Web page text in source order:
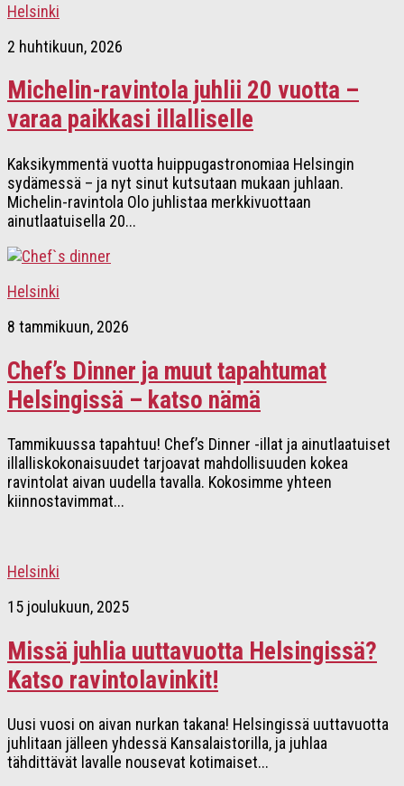
Helsinki
2 huhtikuun, 2026
Michelin-ravintola juhlii 20 vuotta –
varaa paikkasi illalliselle
Kaksikymmentä vuotta huippugastronomiaa Helsingin
sydämessä – ja nyt sinut kutsutaan mukaan juhlaan.
Michelin-ravintola Olo juhlistaa merkkivuottaan
ainutlaatuisella 20...
Helsinki
8 tammikuun, 2026
Chef’s Dinner ja muut tapahtumat
Helsingissä – katso nämä
Tammikuussa tapahtuu! Chef’s Dinner -illat ja ainutlaatuiset
illalliskokonaisuudet tarjoavat mahdollisuuden kokea
ravintolat aivan uudella tavalla. Kokosimme yhteen
kiinnostavimmat...
Helsinki
15 joulukuun, 2025
Missä juhlia uuttavuotta Helsingissä?
Katso ravintolavinkit!
Uusi vuosi on aivan nurkan takana! Helsingissä uuttavuotta
juhlitaan jälleen yhdessä Kansalaistorilla, ja juhlaa
tähdittävät lavalle nousevat kotimaiset...